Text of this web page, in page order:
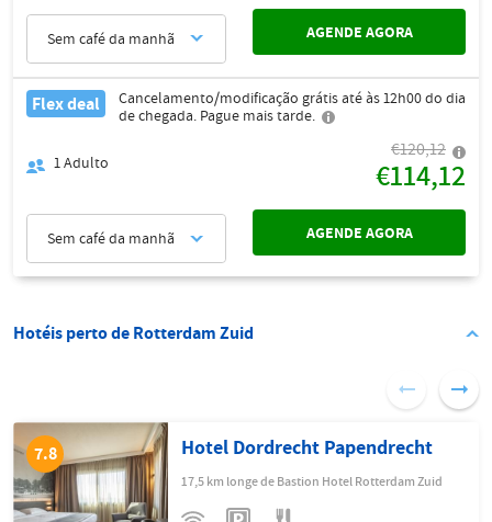
Sem café da manhã AGENDE AGORA
Flex deal
Cancelamento/modificação grátis até às 12h00 do dia
de chegada. Pague mais tarde.
1Adulto
€120,12
€114,12
Sem café da manhã AGENDE AGORA
Hotéis perto de Rotterdam Zuid
7.8 Hotel Dordrecht Papendrecht
17,5 km longe de Bastion Hotel Rotterdam Zuid